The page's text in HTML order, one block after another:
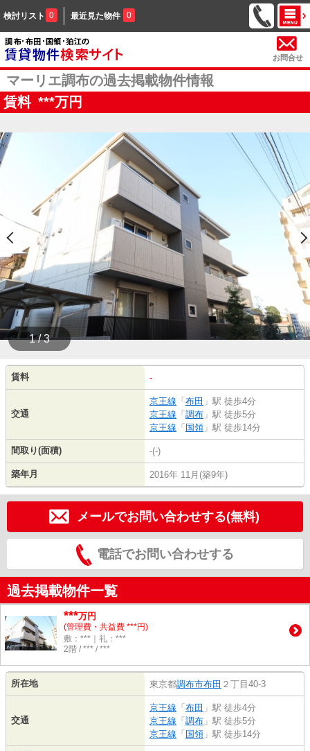
検討リスト 0 最近見た物件 0
お問合せ
マーリエ調布の過去掲載物件情報
賃料 ***万円
1 / 3
賃料 -
交通
京王線 「 布田 」駅 徒歩4分
京王線 「 調布 」駅 徒歩5分
京王線 「 国領 」駅 徒歩14分
間取り(面積) -(-)
築年月 2016年 11月(築9年)
メールでお問い合わせする(無料)
電話でお問い合わせする
過去掲載物件一覧
***万円
(管理費・共益費 ***円)
敷：***｜礼：***
2階 / *** / ***
所在地 東京都調布市布田 ２丁目40-3
交通
京王線 「 布田 」駅 徒歩4分
京王線 「 調布 」駅 徒歩5分
京王線 「 国領 」駅 徒歩14分